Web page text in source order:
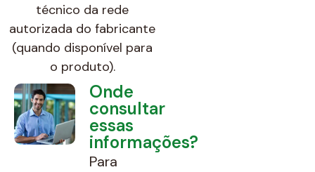
técnico da rede
autorizada do fabricante
(quando disponível para
o produto).
Onde
consultar
essas
informações?
Para